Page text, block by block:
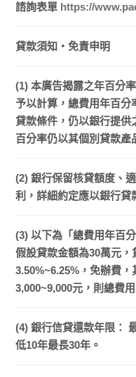
諮詢表單 https://
貸款須知・免責申明
(1) 本廣告揭露之年百分
予以計算，總費用年百分
貸款條件，仍以銀行提供
百分率仍以其個別貸款產
(2) 銀行保留核貸額度、
利，詳細約定應以銀行貸
(3) 以下為「總費用年百
假設貸款金額為30萬元
3.50%~6.25%，免辦費
3,000~9,000元，則總費
(4) 銀行信貸還款年限：
低10年最長30年。